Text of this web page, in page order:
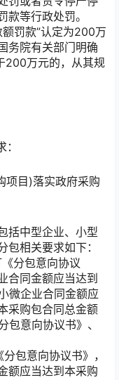
等行政处罚。
罚款”认定为200万
务院有关部门明确
200万元的，从其规
项目)落实政府采购
括中型企业、小型
相关要求如下：
分包意向协议
合同金额应当达到
微企业合同金额应
采购包合同总金额
包意向协议书》、
包意向协议书》，
额应当达到本采购